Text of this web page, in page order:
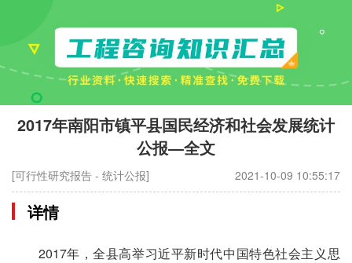
2017年南阳市镇平县国民经济和社会发展统计
公报—全文
[可行性研究报告 - 统计公报] 2021-10-09 10:55:17
详情
2017年，全县高举习近平新时代中国特色社会主义思